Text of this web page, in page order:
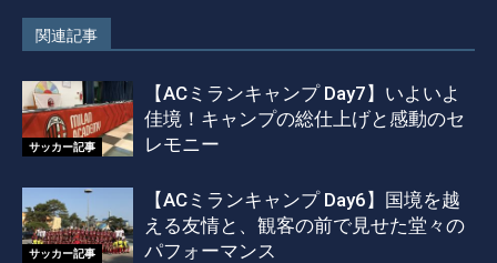
関連記事
サッカー記事
【ACミランキャンプ Day7】いよいよ
佳境！キャンプの総仕上げと感動のセ
レモニー
サッカー記事
【ACミランキャンプ Day6】国境を越
える友情と、観客の前で見せた堂々の
パフォーマンス